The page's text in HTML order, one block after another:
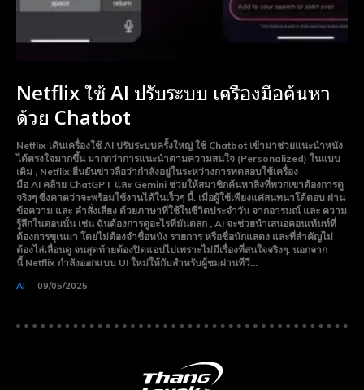
Netflix ใช้ AI ปรับระบบ เครื่องมือค้นหา
ด้วย Chatbot
Netflix เดินเครื่องใช้ AI ปรับระบบครั้งใหญ่ ใช้ Chatbot เข้ามาช่วยแนะนำหนัง
ได้ตรงใจมากขึ้น มากกว่าการแนะนำตามความสนใจ (Personalized) ในแบบ
เดิม , Netflix ยืนยันข่าวลือว่ากำลังอยู่ในระหว่างการทดสอบใช้เครื่อง
มือ AI คล้าย ChatGPT และ Gemini ช่วยให้สมาชิกค้นหาสิ่งที่พวกเขาต้องการดู
จริงๆ ซึ่งคาดว่าจะพร้อมใช้งานได้ในเร็วๆ นี้. เมื่อผู้ใช้เพียงแค่สนทนาโต้ตอบ ผ่าน
ข้อความ และ คำสั่งเสียง ด้วยภาษาที่ใช้ในชีวิตประจำวัน จากอารมณ์ และ ความ
รู้สึกในตอนนั้น เช่น ฉันต้องการดูอะไรที่มันตลก , AI จะช่วยนำเสนอคอนเท้นท์ที่
ต้องการขุเนมา โดยไม่ต้องจำชื่อหนัง รายการ หรือชื่อนักแสดง และที่สำคัญไม่
ต้องไล่เลื่อนดู จนสุดท้ายต้องปิดแอปไปเพราะไม่มีเรื่องที่สนใจจริงๆ. นอกจาก
นี้ Netflix กำลังออกแบบ UI ใหม่ให้กับสำหรับผู้ชมผ่านทีวี...
AI 09/05/2025